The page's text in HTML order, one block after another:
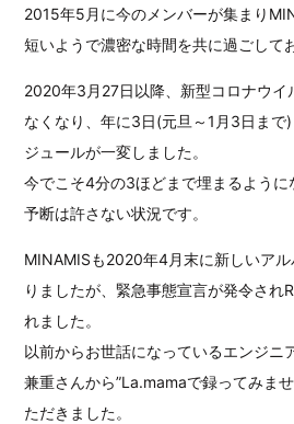
2015年5月に今のメンバーが集まり
短いようで濃密な時間を共に過ごして
2020年3月27日以降、新型コロナウイ
なくなり、年に3日(元旦～1月3日まで
ジュールが一変しました。
今でこそ4分の3ほどまで埋まるよう
予断は許さない状況です。
MINAMISも2020年4月末に新しいアル
りましたが、緊急事態宣言が発令され
れました。
以前からお世話になっているエンジニ
兼重さんから”La.mamaで録ってみま
ただきました。